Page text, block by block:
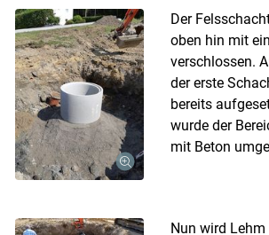
Der
oben hin mit
verschlossen.
der erste
bereits
wurde der
mit Beton
Nun wird